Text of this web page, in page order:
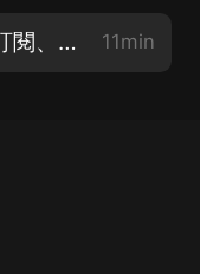
第八集 奈我何（新書上架求訂閱、關注、好評~） 11min